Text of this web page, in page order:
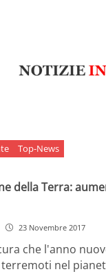
Top-News
della Terra:
23 Novembre 2017
che l'anno
nel